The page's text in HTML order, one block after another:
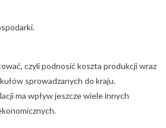
czyli podnosić koszta produkcji wraz
sprowadzanych do kraju.
ma wpływ jeszcze wiele innych